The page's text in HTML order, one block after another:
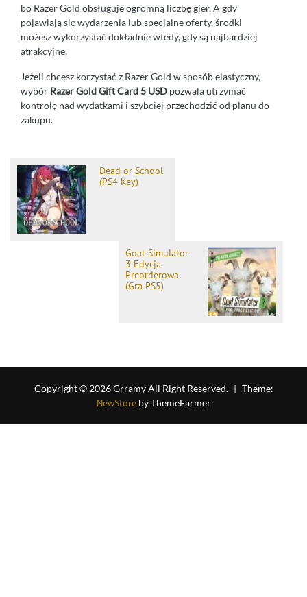
bo Razer Gold obsługuje ogromną liczbę gier. A gdy
pojawiają się wydarzenia lub specjalne oferty, środki
możesz wykorzystać dokładnie wtedy, gdy są najbardziej
atrakcyjne.
Jeżeli chcesz korzystać z Razer Gold w sposób elastyczny,
wybór Razer Gold Gift Card 5 USD pozwala utrzymać
kontrolę nad wydatkami i szybciej przechodzić od planu do
zakupu.
Dead or School
(PS4 Key)
Goat Simulator
3 Edycja
Preorderowa
(Gra PS5)
Copyright © 2026 Grramy All Right Reserved. | Theme:
NewStoreby ThemeFarmer